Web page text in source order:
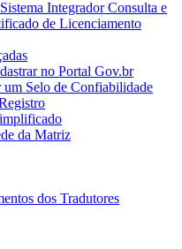
Integrador Consulta e
de Licenciamento
no Portal Gov.br
um Selo de Confiabilidade
da Matriz
dos Tradutores